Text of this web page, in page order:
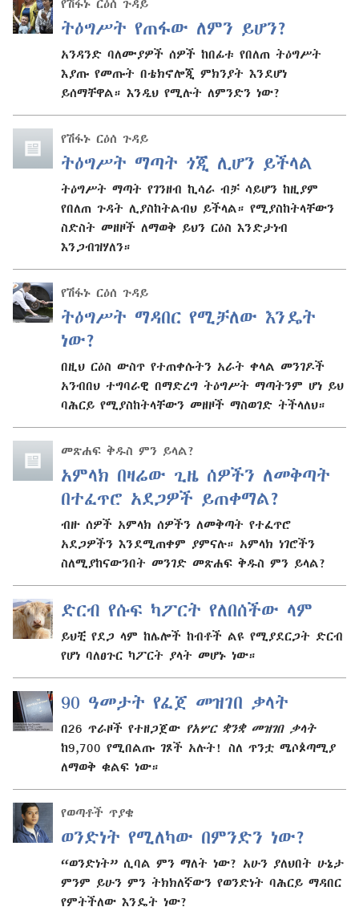
የሽፋኑ ርዕሰ ጉዳይ
ትዕግሥት የጠፋው ለምን ይሆን?
አንዳንድ ባለሙያዎች ሰዎች ከበፊቱ የበለጠ ትዕግሥት
እያጡ የመጡት በቴክኖሎጂ ምክንያት እንደሆነ
ይሰማቸዋል። እንዲህ የሚሉት ለምንድን ነው?
የሽፋኑ ርዕሰ ጉዳይ
ትዕግሥት ማጣት ጎጂ ሊሆን ይችላል
ትዕግሥት ማጣት የገንዘብ ኪሳራ ብቻ ሳይሆን ከዚያም
የበለጠ ጉዳት ሊያስከትልብህ ይችላል። የሚያስከትላቸውን
ስድስት መዘዞች ለማወቅ ይህን ርዕስ እንድታነብ
እንጋብዝሃለን።
የሽፋኑ ርዕሰ ጉዳይ
ትዕግሥት ማዳበር የሚቻለው እንዴት
ነው?
በዚህ ርዕስ ውስጥ የተጠቀሱትን አራት ቀላል መንገዶች
አንብበህ ተግባራዊ በማድረግ ትዕግሥት ማጣትንም ሆነ ይህ
ባሕርይ የሚያስከትላቸውን መዘዞች ማስወገድ ትችላለህ።
መጽሐፍ ቅዱስ ምን ይላል?
አምላክ በዛሬው ጊዜ ሰዎችን ለመቅጣት
በተፈጥሮ አደጋዎች ይጠቀማል?
ብዙ ሰዎች አምላክ ሰዎችን ለመቅጣት የተፈጥሮ
አደጋዎችን እንደሚጠቀም ያምናሉ። አምላክ ነገሮችን
ስለሚያከናውንበት መንገድ መጽሐፍ ቅዱስ ምን ይላል?
ድርብ የሱፍ ካፖርት የለበሰችው ላም
ይህቺ የደጋ ላም ከሌሎች ከብቶች ልዩ የሚያደርጋት ድርብ
የሆነ ባለፀጉር ካፖርት ያላት መሆኑ ነው።
90 ዓመታት የፈጀ መዝገበ ቃላት
በ26 ጥራዞች የተዘጋጀው የአሦር ቋንቋ መዝገበ ቃላት
ከ9,700 የሚበልጡ ገጾች አሉት! ስለ ጥንቷ ሜሶጶጣሚያ
ለማወቅ ቁልፍ ነው።
የወጣቶች ጥያቄ
ወንድነት የሚለካው በምንድን ነው?
“ወንድነት” ሲባል ምን ማለት ነው? አሁን ያለህበት ሁኔታ
ምንም ይሁን ምን ትክክለኛውን የወንድነት ባሕርይ ማዳበር
የምትችለው እንዴት ነው?